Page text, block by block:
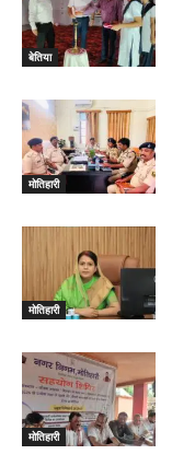
बेतिया
मोतिहारी
मोतिहारी
मोतिहारी